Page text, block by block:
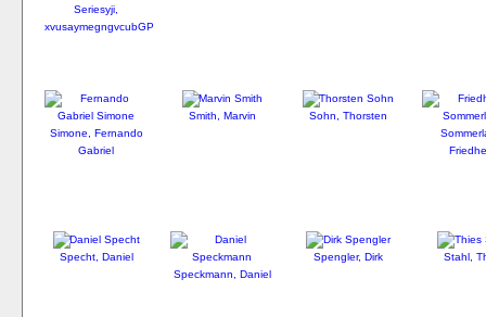
Seriesyji,
xvusaymegngvcubGP
Simone, Fernando
Gabriel
Smith, Marvin
Sohn, Thorsten
Specht, Daniel
Speckmann, Daniel
Spengler, Dirk Stahl,